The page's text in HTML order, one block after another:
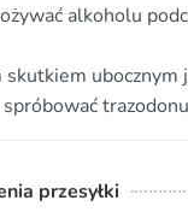
alkoholu
skutkiem ubocznym
spróbować
przesyłki